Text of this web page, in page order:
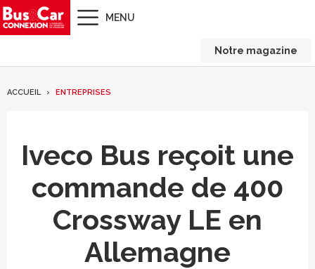
MENU
Notre magazine
ACCUEIL ENTREPRISES
Iveco Bus reçoit une
commande de 400
Crossway LE en
Allemagne